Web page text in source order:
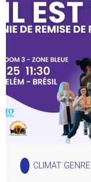
CLIMAT GENRE